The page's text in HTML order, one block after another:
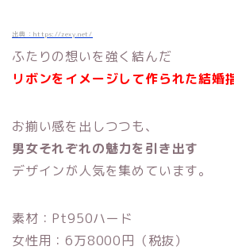
出典：https://zexy.net/
ふたりの想いを強く結んだ
リボンをイメージして作られた結婚
お揃い感を出しつつも、
男女それぞれの魅力を引き出す
デザインが人気を集めています。
素材：Pt950ハード
女性用：6万8000円（税抜）